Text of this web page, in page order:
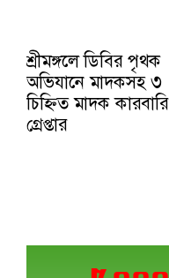
শ্রীমঙ্গলে ডিবির পৃথক
অভিযানে মাদকসহ ৩
চিহ্নিত মাদক কারবারি
গ্রেপ্তার